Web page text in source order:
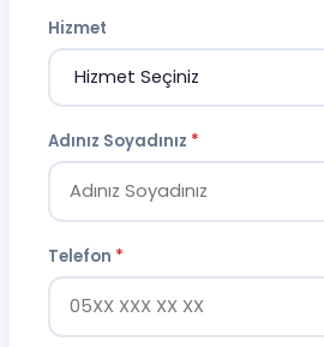
Hizmet
Adınız Soyadınız *
Telefon *